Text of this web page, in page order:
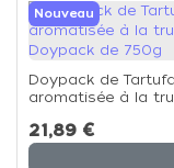
Nouveau
Doypack de
aromatisée à la
21,89 €